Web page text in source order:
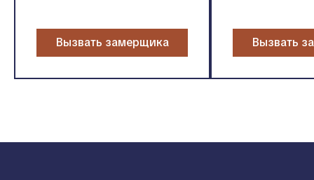
Вызвать замерщика Вызвать